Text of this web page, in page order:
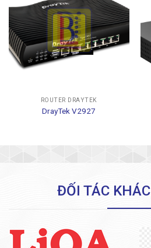
ROUTER DRAYTEK
DrayTek V2927
ĐỐI TÁC